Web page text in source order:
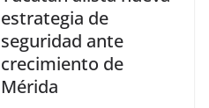
estrategia de
seguridad ante
crecimiento de
Mérida